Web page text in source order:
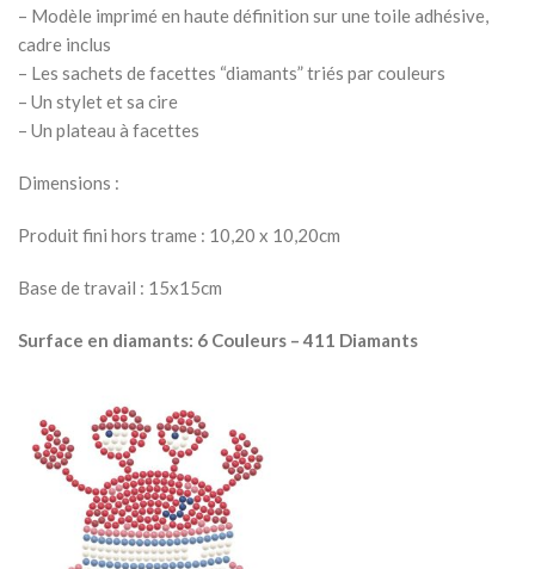
– Modèle imprimé en haute définition sur une toile adhésive,
cadre inclus
– Les sachets de facettes “diamants” triés par couleurs
– Un stylet et sa cire
– Un plateau à facettes
Dimensions :
Produit fini hors trame : 10,20 x 10,20cm
Base de travail : 15x15cm
Surface en diamants: 6 Couleurs – 411 Diamants